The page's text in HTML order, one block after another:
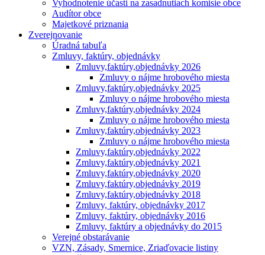
Vyhodnotenie účasti na zasadnutiach komisie obce
Audítor obce
Majetkové priznania
Zverejnovanie
Úradná tabuľa
Zmluvy, faktúry, objednávky
Zmluvy,faktúry,objednávky 2026
Zmluvy o nájme hrobového miesta
Zmluvy,faktúry,objednávky 2025
Zmluvy o nájme hrobového miesta
Zmluvy,faktúry,objednávky 2024
Zmluvy o nájme hrobového miesta
Zmluvy,faktúry,objednávky 2023
Zmluvy o nájme hrobového miesta
Zmluvy,faktúry,objednávky 2022
Zmluvy,faktúry,objednávky 2021
Zmluvy,faktúry,objednávky 2020
Zmluvy,faktúry,objednávky 2019
Zmluvy,faktúry,objednávky 2018
Zmluvy, faktúry, objednávky 2017
Zmluvy, faktúry, objednávky 2016
Zmluvy, faktúry a objednávky do 2015
Verejné obstarávanie
VZN, Zásady, Smernice, Zriaďovacie listiny